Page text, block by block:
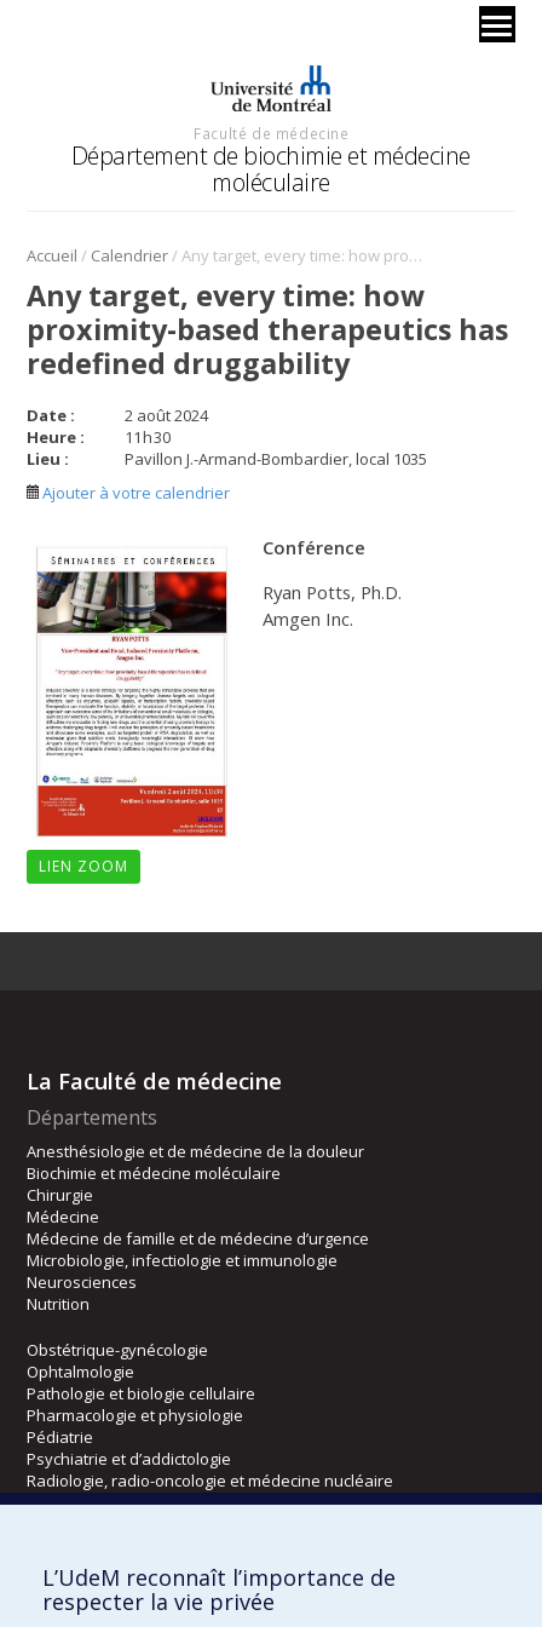
Faculté de médecine
Département de biochimie et médecine
moléculaire
Accueil / Calendrier/ Any target, every time: how proximity-based therapeutics has redefined druggability
Any target, every time: how
proximity-based therapeutics has
redefined druggability
Date :
2 août 2024
Heure :
11h30
Lieu :
Pavillon J.-Armand-Bombardier, local 1035
Ajouter à votre calendrier
Conférence
Ryan Potts, Ph.D.
Amgen Inc.
LIEN ZOOM
La Faculté de médecine
Départements
Anesthésiologie et de médecine de la douleur
Biochimie et médecine moléculaire
Chirurgie
Médecine
Médecine de famille et de médecine d’urgence
Microbiologie, infectiologie et immunologie
Neurosciences
Nutrition
Obstétrique-gynécologie
Ophtalmologie
Pathologie et biologie cellulaire
Pharmacologie et physiologie
Pédiatrie
Psychiatrie et d’addictologie
Radiologie, radio-oncologie et médecine nucléaire
Kinésiologie et des sciences de l’activité physique
Orthophonie et audiologie
L’UdeM reconnaît l’importance de
respecter la vie privée